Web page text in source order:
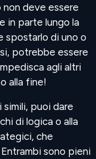
deve essere
in parte lungo la
spostarlo di uno o
potrebbe essere
agli altri
alla fine!
simili, puoi dare
di logica o alla
che
sono pieni